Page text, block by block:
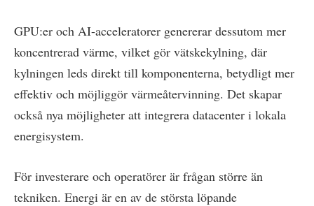
GPU:er och AI-acceleratorer genererar dessutom mer
koncentrerad värme, vilket gör vätskekylning, där
kylningen leds direkt till komponenterna, betydligt mer
effektiv och möjliggör värmeåtervinning. Det skapar
också nya möjligheter att integrera datacenter i lokala
energisystem.
För investerare och operatörer är frågan större än
tekniken. Energi är en av de största löpande